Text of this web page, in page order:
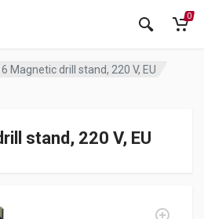
0
Magnetic drill stand, 220 V, EU
stand, 220 V, EU